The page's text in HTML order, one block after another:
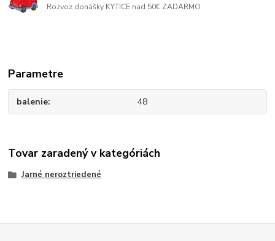
Rozvoz donášky KYTICE nad 50€ ZADARMO
Parametre
balenie 48
Tovar zaradený v kategóriách
Jarné neroztriedené